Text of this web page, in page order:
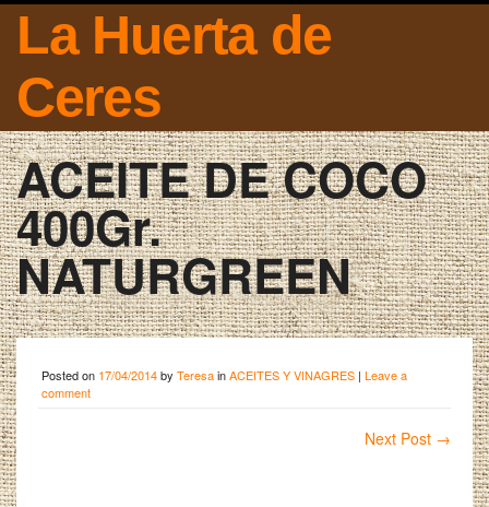
La Huerta de
Ceres
ACEITE DE COCO
400Gr.
NATURGREEN
Posted on 17/04/2014by TeresainACEITES Y VINAGRES | Leave a
comment
Next Post →